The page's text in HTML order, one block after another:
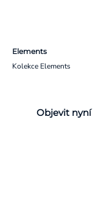
Elements
Kolekce Elements
Objevit nyní